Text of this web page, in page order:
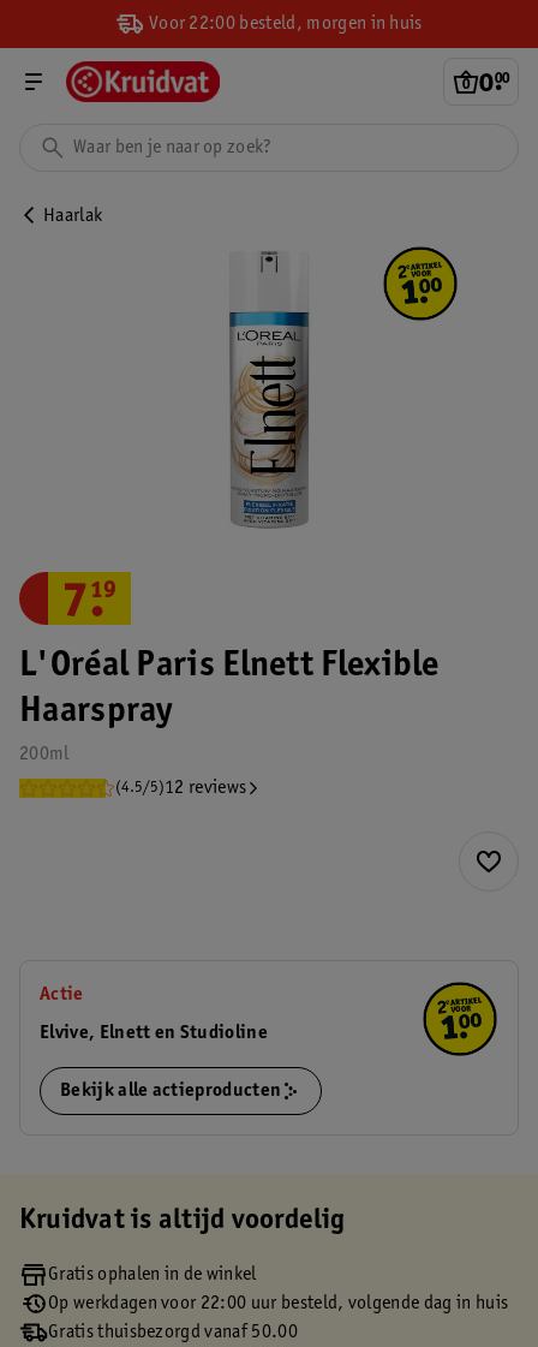
Voor 22:00 besteld, morgen in huis
0.
00
Haarlak
L'Oréal Paris Elnett Flexible
Haarspray
200ml
(4.5/5)12 reviews
7.
19
Actie
Elvive, Elnett en Studioline
Bekijk alle actieproducten
Kruidvat is altijd voordelig
Gratis ophalen in de winkel
Op werkdagen voor 22:00 uur besteld, volgende dag in huis
Gratis thuisbezorgd vanaf 50.00